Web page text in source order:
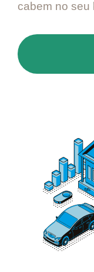
cabem no seu